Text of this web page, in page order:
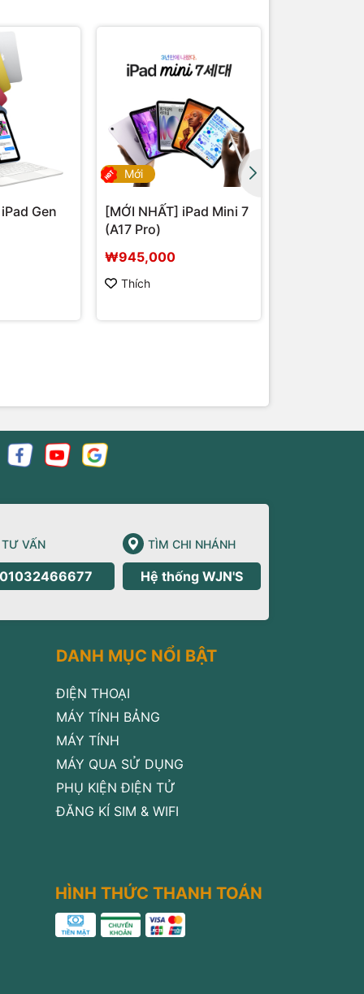
Gen
Mới
[MỚI NHẤT] iPad Mini 7
(A17 Pro)
₩945,000
Thích
TƯ VẤN
01032466677
TÌM CHI NHÁNH
Hệ thống WJN'S
DANH MỤC NỔI BẬT
ĐIỆN THOẠI
MÁY TÍNH BẢNG
MÁY TÍNH
MÁY QUA SỬ DỤNG
PHỤ KIỆN ĐIỆN TỬ
ĐĂNG KÍ SIM & WIFI
HÌNH THỨC THANH TOÁN